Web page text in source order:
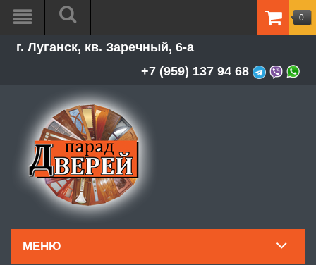
г. Луганск, кв. Заречный, 6-а
+7 (959) 137 94 68
0
МЕНЮ